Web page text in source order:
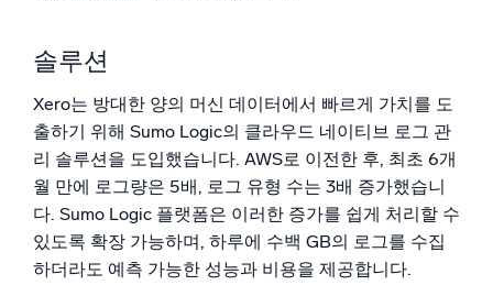
솔루션
Xero는 방대한 양의 머신 데이터에서 빠르게 가치를 도
출하기 위해 Sumo Logic의 클라우드 네이티브 로그 관
리 솔루션을 도입했습니다. AWS로 이전한 후, 최초 6개
월 만에 로그량은 5배, 로그 유형 수는 3배 증가했습니
다. Sumo Logic 플랫폼은 이러한 증가를 쉽게 처리할 수
있도록 확장 가능하며, 하루에 수백 GB의 로그를 수집
하더라도 예측 가능한 성능과 비용을 제공합니다.